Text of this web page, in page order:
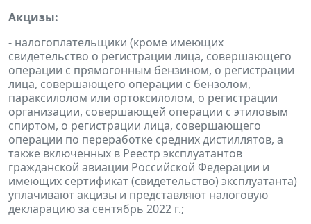
Акцизы:
- налогоплательщики (кроме имеющих
свидетельство о регистрации лица, совершающего
операции с прямогонным бензином, о регистрации
лица, совершающего операции с бензолом,
параксилолом или ортоксилолом, о регистрации
организации, совершающей операции с этиловым
спиртом, о регистрации лица, совершающего
операции по переработке средних дистиллятов, а
также включенных в Реестр эксплуатантов
гражданской авиации Российской Федерации и
имеющих сертификат (свидетельство) эксплуатанта)
уплачиваютакцизы и представляют налоговую
декларациюза сентябрь 2022 г.;